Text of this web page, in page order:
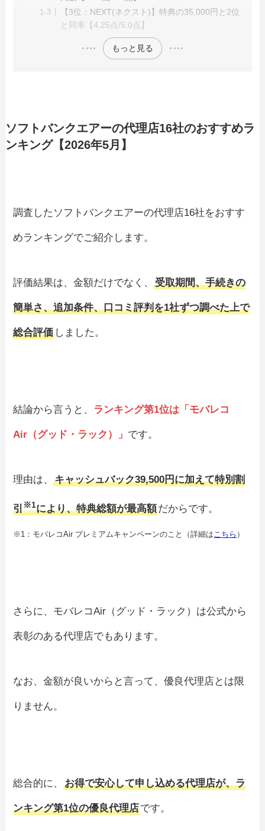
【3位：NEXT(ネクスト)】特典の35,000円と2位
と同率【4.25点/5.0点】
もっと見る
ソフトバンクエアーの代理店16社のおすすめラ
ンキング【2026年5月】
調査したソフトバンクエアーの代理店16社をおすす
めランキングでご紹介します。
評価結果は、金額だけでなく、受取期間、手続きの
簡単さ、追加条件、口コミ評判を1社ずつ調べた上で
総合評価 しました。
結論から言うと、 ランキング第1位は「モバレコ
Air（グッド・ラック）」 です。
理由は、キャッシュバック39,500円に加えて特別割
引※1により、特典総額が最高額だからです。
※1：モバレコAir プレミアムキャンペーンのこと（詳細は こちら ）
さらに、モバレコAir（グッド・ラック）は公式から
表彰のある代理店でもあります。
なお、金額が良いからと言って、優良代理店とは限
りません。
総合的に、お得で安心して申し込める代理店が、ラ
ンキング第1位の優良代理店です。